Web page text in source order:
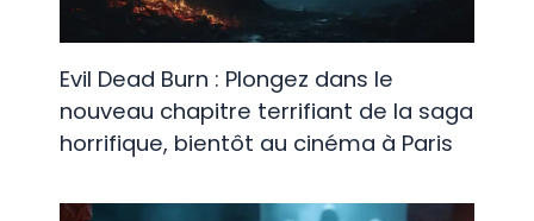
Evil Dead Burn : Plongez dans le
nouveau chapitre terrifiant de la saga
horrifique, bientôt au cinéma à Paris